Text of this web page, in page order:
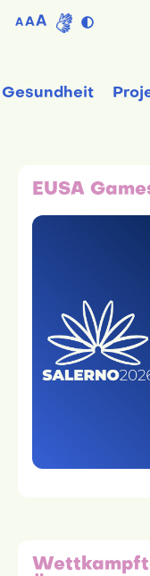
A AA
Gesundheit
EUSA